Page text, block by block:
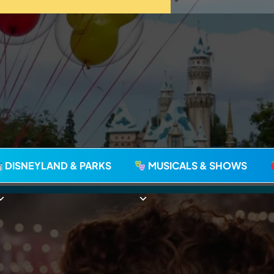
seit 2006
DISNEYLAND & PARKS MUSICALS & SHOWS